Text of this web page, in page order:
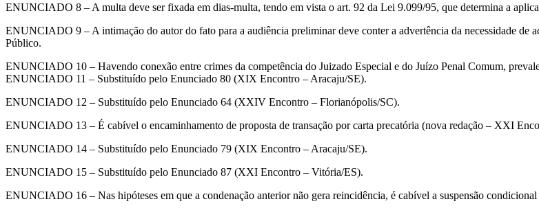
ENUNCIADO 8 – A multa deve ser fixada em dias-multa, tendo em vista o art. 92 da Lei 9.099/95, que determina a
ENUNCIADO 9 – A intimação do autor do fato para a audiência preliminar deve conter a advertência da necessidade de
Público.
ENUNCIADO 10 – Havendo conexão entre crimes da competência do Juizado Especial e do Juízo Penal Comum,
ENUNCIADO 11 – Substituído pelo Enunciado 80 (XIX Encontro – Aracaju/SE).
ENUNCIADO 12 – Substituído pelo Enunciado 64 (XXIV Encontro – Florianópolis/SC).
ENUNCIADO 13 – É cabível o encaminhamento de proposta de transação por carta precatória (nova redação – XXI
ENUNCIADO 14 – Substituído pelo Enunciado 79 (XIX Encontro – Aracaju/SE).
ENUNCIADO 15 – Substituído pelo Enunciado 87 (XXI Encontro – Vitória/ES).
ENUNCIADO 16 – Nas hipóteses em que a condenação anterior não gera reincidência, é cabível a suspensão condicional